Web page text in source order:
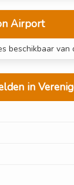
Airport
beschikbaar van
in